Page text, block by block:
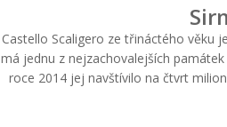
Castello Scaligero ze třináctého věku
má jednu z nejzachovalejších
roce 2014 jej navštívilo na čtvrt